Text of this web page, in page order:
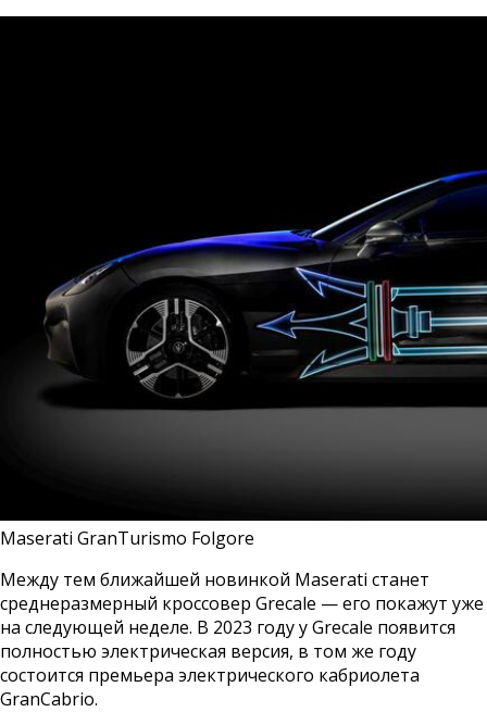
Maserati GranTurismo Folgore
Между тем ближайшей новинкой Maserati станет
среднеразмерный кроссовер Grecale — его покажут уже
на следующей неделе. В 2023 году у Grecale появится
полностью электрическая версия, в том же году
состоится премьера электрического кабриолета
GranCabrio.